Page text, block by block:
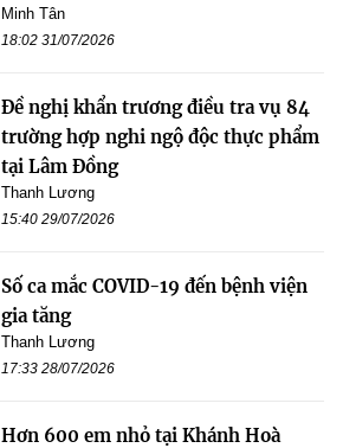
Minh Tân
18:02 31/07/2026
Đề nghị khẩn trương điều tra vụ 84
trường hợp nghi ngộ độc thực phẩm
tại Lâm Đồng
Thanh Lương
15:40 29/07/2026
Số ca mắc COVID-19 đến bệnh viện
gia tăng
Thanh Lương
17:33 28/07/2026
Hơn 600 em nhỏ tại Khánh Hoà